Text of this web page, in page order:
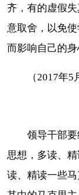
齐，有的虚假
意取舍，以免
而影响自己的身
（2017年
领导干部
思想，多读、
读、精读一些